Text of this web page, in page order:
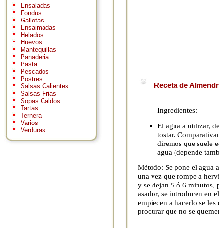
Ensaladas
Fondus
Galletas
Ensaimadas
Helados
Huevos
Mantequillas
Panaderia
Pasta
Pescados
Postres
Salsas Calientes
Salsas Frias
Sopas Caldos
Tartas
Ternera
Varios
Verduras
Receta de
Ingredientes:
El agua a utilizar,
tostar.
diremos que suele
agua (depende
Método: Se pone el agua
una vez que rompe a
y se dejan 5 ó 6 minutos,
asador, se introducen en
empiecen a hacerlo se
procurar que no se